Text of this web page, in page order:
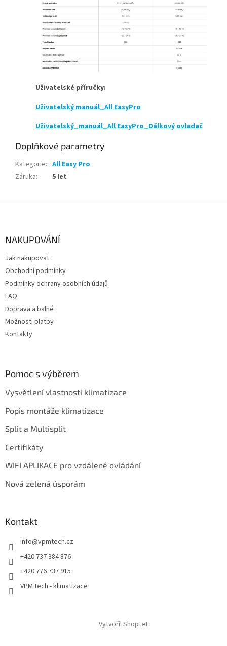
Uživatelské příručky:
Uživatelský manuál_All EasyPro
Uživatelský_manuál_All EasyPro_Dálkový ovladač
Doplňkové parametry
Kategorie: All Easy Pro
Záruka: 5 let
NAKUPOVÁNÍ
Jak nakupovat
Obchodní podmínky
Podmínky ochrany osobních údajů
FAQ
Doprava a balné
Možnosti platby
Kontakty
Pomoc s výběrem
Vysvětlení vlastností klimatizace
Popis montáže klimatizace
Split a Multisplit
Certifikáty
WIFI APLIKACE pro vzdálené ovládání
Nová zelená úsporám
Kontakt
info@vpmtech.cz
+420 737 384 876
+420 776 737 915
VPM tech - klimatizace
Vytvořil Shoptet